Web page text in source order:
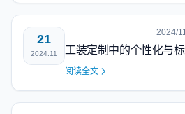
21
2024.11
2024/
工装定制中的个性化与
阅读全文